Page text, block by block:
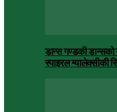
डान्स गण्डकी डान्सको
स्पाइरल ग्यालेक्सीकी